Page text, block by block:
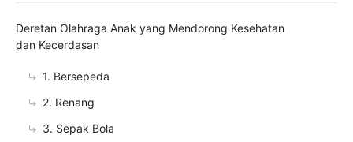
Deretan Olahraga Anak yang Mendorong Kesehatan
dan Kecerdasan
1. Bersepeda
2. Renang
3. Sepak Bola